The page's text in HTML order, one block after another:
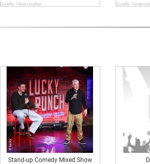
Quelle: Veranstalter Quelle:
Stand-up Comedy Mixed Show